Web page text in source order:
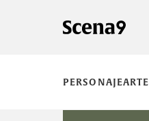
PERSONAJEARTE